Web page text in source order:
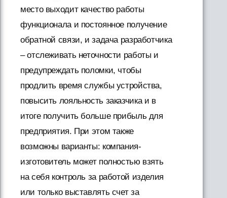
место выходит качество работы
функционала и постоянное получение
обратной связи, и задача разработчика
– отслеживать неточности работы и
предупреждать поломки, чтобы
продлить время службы устройства,
повысить лояльность заказчика и в
итоге получить больше прибыль для
предприятия. При этом также
возможны варианты: компания-
изготовитель может полностью взять
на себя контроль за работой изделия
или только выставлять счет за